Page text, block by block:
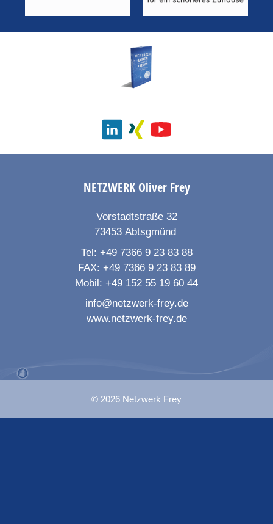
NETZWERKOliver Frey
Vorstadtstraße 32
73453 Abtsgmünd
Tel: +49 7366 9 23 83 88
FAX: +49 7366 9 23 83 89
Mobil: +49 152 55 19 60 44
info@netzwerk-frey.de
www.netzwerk-frey.de
© 2026 Netzwerk Frey